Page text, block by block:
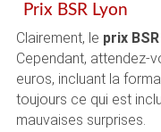
Prix BSR Lyon
Clairement, le prix
Cependant, attendez-
euros, incluant la
toujours ce qui est
mauvaises surprises.